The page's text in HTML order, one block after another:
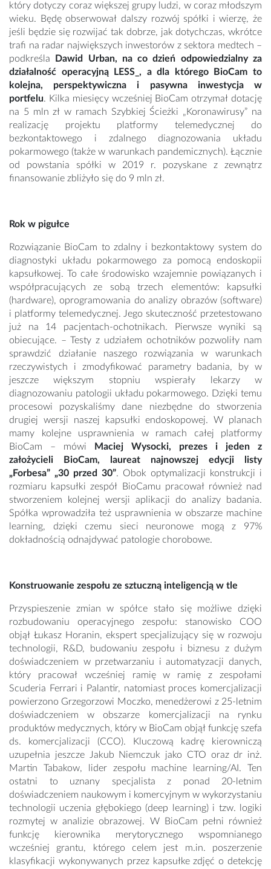
który dotyczy coraz większej grupy ludzi, w coraz młodszym
wieku. Będę obserwował dalszy rozwój spółki i wierzę, że
jeśli będzie się rozwijać tak dobrze, jak dotychczas, wkrótce
trafi na radar największych inwestorów z sektora medtech –
podkreśla
Dawid Urban, na co dzień odpowiedzialny za
działalność operacyjną LESS_, a dla którego BioCam to
kolejna, perspektywiczna i pasywna inwestycja w
portfelu. Kilka miesięcy wcześniej BioCam otrzymał dotację
na 5 mln zł w ramach Szybkiej Ścieżki „Koronawirusy” na
realizację projektu platformy telemedycznej do
bezkontaktowego i zdalnego diagnozowania układu
pokarmowego (także w warunkach pandemicznych). Łącznie
od powstania spółki w 2019 r. pozyskane z zewnątrz
finansowanie zbliżyło się do 9 mln zł.
Rok w pigułce
Rozwiązanie BioCam to zdalny i bezkontaktowy system do
diagnostyki układu pokarmowego za pomocą endoskopii
kapsułkowej. To całe środowisko wzajemnie powiązanych i
współpracujących ze sobą trzech elementów: kapsułki
(hardware), oprogramowania do analizy obrazów (software)
i platformy telemedycznej. Jego skuteczność przetestowano
już na 14 pacjentach-ochotnikach. Pierwsze wyniki są
obiecujące. – Testy z udziałem ochotników pozwoliły nam
sprawdzić działanie naszego rozwiązania w warunkach
rzeczywistych i zmodyfikować parametry badania, by w
jeszcze większym stopniu wspierały lekarzy w
diagnozowaniu patologii układu pokarmowego. Dzięki temu
procesowi pozyskaliśmy dane niezbędne do stworzenia
drugiej wersji naszej kapsułki endoskopowej. W planach
mamy kolejne usprawnienia w ramach całej platformy
BioCam – mówi
Maciej Wysocki, prezes i jeden z
założycieli BioCam, laureat najnowszej edycji listy
„Forbesa” „30 przed 30”. Obok optymalizacji konstrukcji i
rozmiaru kapsułki zespół BioCamu pracował również nad
stworzeniem kolejnej wersji aplikacji do analizy badania.
Spółka wprowadziła też usprawnienia w obszarze machine
learning, dzięki czemu sieci neuronowe mogą z 97%
dokładnością odnajdywać patologie chorobowe.
Konstruowanie zespołu ze sztuczną inteligencją w tle
Przyspieszenie zmian w spółce stało się możliwe dzięki
rozbudowaniu operacyjnego zespołu: stanowisko COO
objął Łukasz Horanin, ekspert specjalizujący się w rozwoju
technologii, R&D, budowaniu zespołu i biznesu z dużym
doświadczeniem w przetwarzaniu i automatyzacji danych,
który pracował wcześniej ramię w ramię z zespołami
Scuderia Ferrari i Palantir, natomiast proces komercjalizacji
powierzono Grzegorzowi Moczko, menedżerowi z 25-letnim
doświadczeniem w obszarze komercjalizacji na rynku
produktów medycznych, który w BioCam objął funkcję szefa
ds. komercjalizacji (CCO). Kluczową kadrę kierowniczą
uzupełnia jeszcze Jakub Niemczuk jako CTO oraz dr inż.
Martin Tabakow, lider zespołu machine learning/AI. Ten
ostatni to uznany specjalista z ponad 20-letnim
doświadczeniem naukowym i komercyjnym w wykorzystaniu
technologii uczenia głębokiego (deep learning) i tzw. logiki
rozmytej w analizie obrazowej. W BioCam pełni również
funkcję kierownika merytorycznego wspomnianego
wcześniej grantu, którego celem jest m.in. poszerzenie
klasyfikacji wykonywanych przez kapsułke zdjęć o detekcję